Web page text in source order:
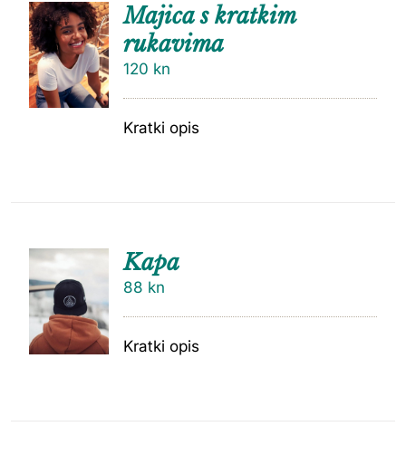
DODAJ
U
CU
Majica s kratkim
rukavima
120 kn
Kratki opis
KOŠARI
CU
Kapa
88 kn
Kratki opis